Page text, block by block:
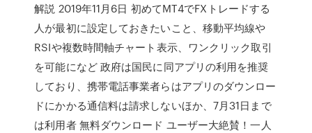
解説 2019年11月6日 初めてMT4でFXトレードする
人が最初に設定しておきたいこと、移動平均線や
RSIや複数時間軸チャート表示、ワンクリック取引
を可能になど 政府は国民に同アプリの利用を推奨
しており、携帯電話事業者らはアプリのダウンロー
ドにかかる通信料は請求しないほか、7月31日まで
は利用者 無料ダウンロード ユーザー大絶賛！一人